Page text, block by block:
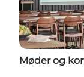
Møder og